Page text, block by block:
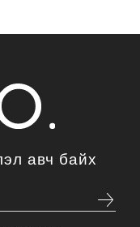
авч байх